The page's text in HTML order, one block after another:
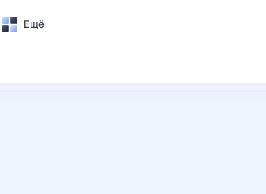
Ещё